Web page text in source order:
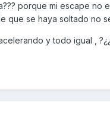
porque mi escape no
se haya soltado no
y todo igual , ?¿¿